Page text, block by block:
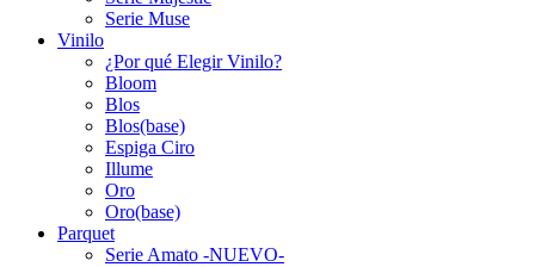
Serie Muse
Vinilo
¿Por qué Elegir Vinilo?
Bloom
Blos
Blos(base)
Espiga Ciro
Illume
Oro
Oro(base)
Parquet
Serie Amato -NUEVO-